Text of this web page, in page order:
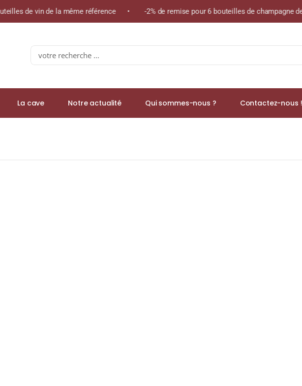
de vin de la même référence • -2% de remise pour 6 bouteilles de champagne de
Search
for:
La cave Notre actualité Qui sommes-nous ? Contactez-nous !